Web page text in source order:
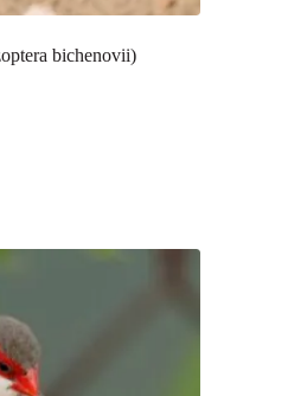
bichenovii)